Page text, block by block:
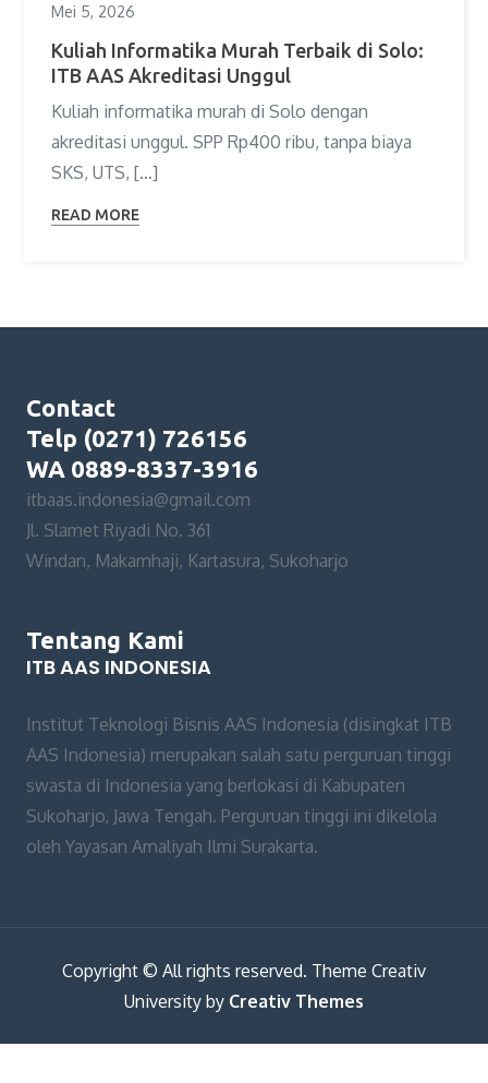
Mei 5, 2026
Kuliah Informatika Murah Terbaik di Solo:
ITB AAS Akreditasi Unggul
Kuliah informatika murah di Solo dengan
akreditasi unggul. SPP Rp400 ribu, tanpa biaya
SKS, UTS, […]
READ MORE
Contact
Telp (0271) 726156
WA 0889-8337-3916
itbaas.indonesia@gmail.com
Jl. Slamet Riyadi No. 361
Windan, Makamhaji, Kartasura, Sukoharjo
Tentang Kami
ITB AAS INDONESIA
Institut Teknologi Bisnis AAS Indonesia (disingkat ITB
AAS Indonesia) merupakan salah satu perguruan tinggi
swasta di Indonesia yang berlokasi di Kabupaten
Sukoharjo, Jawa Tengah. Perguruan tinggi ini dikelola
oleh Yayasan Amaliyah Ilmi Surakarta.
Copyright © All rights reserved. Theme Creativ
University by Creativ Themes